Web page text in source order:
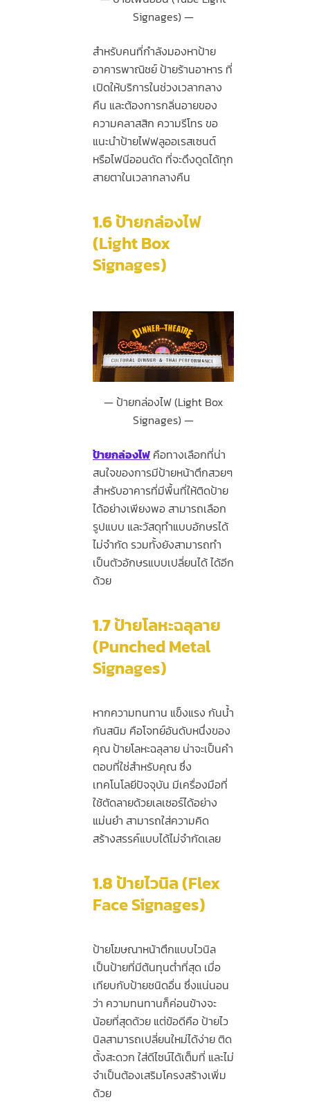
Signages)
สำหรับคนที่กำลังมองหาป้าย
อาคารพาณิชย์ ป้ายร้านอาหาร ที่
เปิดให้บริการในช่วงเวลากลาง
คืน และต้องการกลิ่นอายของ
ความคลาสสิก ความรีโทร ขอ
แนะนำป้ายไฟฟลูออเรสเซนต์
หรือไฟนีออนดัด ที่จะดึงดูดได้ทุก
สายตาในเวลากลางคืน
1.6ป้ายกล่องไฟ
(Light Box
Signages)
ป้ายกล่องไฟ (Light Box
Signages)
ป้ายกล่องไฟ คือทางเลือกที่น่า
สนใจของการมีป้ายหน้าตึกสวยๆ
สำหรับอาคารที่มีพื้นที่ให้ติดป้าย
ได้อย่างเพียงพอ สามารถเลือก
รูปแบบ และวัสดุทำแบบอักษรได้
ไม่จำกัด รวมทั้งยังสามารถทำ
เป็นตัวอักษรแบบเปลี่ยนได้ ได้อีก
ด้วย
1.7ป้ายโลหะฉลุลาย
(Punched Metal
Signages)
หากความทนทาน แข็งแรง กันน้ำ
กันสนิม คือโจทย์อันดับหนึ่งของ
คุณ ป้ายโลหะฉลุลาย น่าจะเป็นคำ
ตอบที่ใช่สำหรับคุณ ซึ่ง
เทคโนโลยีปัจจุบัน มีเครื่องมือที่
ใช้ตัดลายด้วยเลเซอร์ได้อย่าง
แม่นยำ สามารถใส่ความคิด
สร้างสรรค์แบบได้ไม่จำกัดเลย
1.8ป้ายไวนิล (Flex
Face Signages)
ป้ายโฆษณาหน้าตึกแบบไวนิล
เป็นป้ายที่มีต้นทุนต่ำที่สุด เมื่อ
เทียบกับป้ายชนิดอื่น ซึ่งแน่นอน
ว่า ความทนทานก็ค่อนข้างจะ
น้อยที่สุดด้วย แต่ข้อดีคือ ป้ายไว
นิลสามารถเปลี่ยนใหม่ได้ง่าย ติด
ตั้งสะดวก ใส่ดีไซน์ได้เต็มที่ และไม่
จำเป็นต้องเสริมโครงสร้างเพิ่ม
ด้วย